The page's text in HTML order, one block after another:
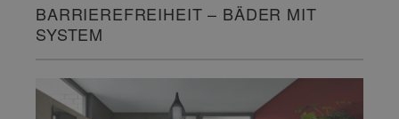
BARRIEREFREIHEIT – BÄDER MIT
SYSTEM